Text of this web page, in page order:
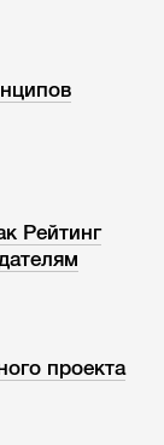
Рейтинг
проекта